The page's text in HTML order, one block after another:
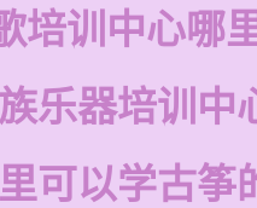
培训中心哪
乐器培训中
可以学古筝